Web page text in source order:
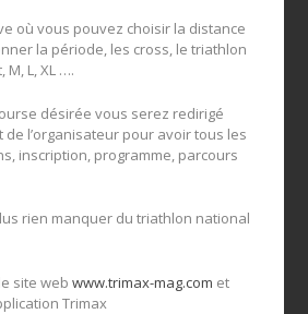
où vous pouvez choisir la distance
la période, les cross, le triathlon
L, XL ….
désirée vous serez redirigé
l’organisateur pour avoir tous les
inscription, programme, parcours
rien manquer du triathlon national
site webwww.trimax-mag.com et
Trimax